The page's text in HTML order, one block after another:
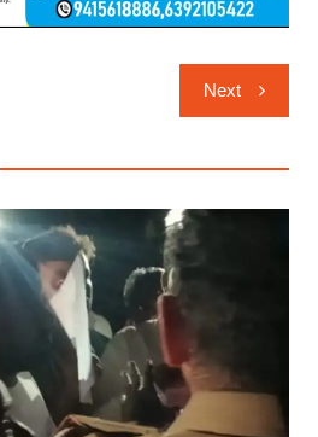
Next